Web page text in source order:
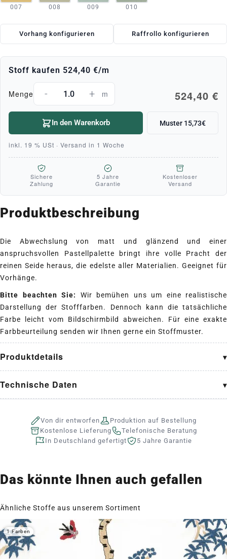
007 008 009 010
Vorhang konfigurieren Raffrollo konfigurieren
Stoff kaufen 524,40 €/m
Menge - + m 524,40 €
In den Warenkorb Muster 15,73€
inkl. 19 % USt · Versand in 1 Woche
Sichere
Zahlung
5 Jahre
Garantie
Kostenloser
Versand
Produktbeschreibung
Die Abwechslung von matt und glänzend und einer
anspruchsvollen Pastellpalette bringt ihre volle Pracht der
reinen Seide heraus, die edelste aller Materialien. Geeignet für
Vorhänge.
Bitte beachten Sie:
Wir bemühen uns um eine realistische
Darstellung der Stofffarben. Dennoch kann die tatsächliche
Farbe leicht vom Bildschirmbild abweichen. Für eine exakte
Farbbeurteilung senden wir Ihnen gerne ein Stoffmuster.
Produktdetails
Technische Daten
Von dir entworfen
Produktion auf Bestellung
Kostenlose Lieferung
Telefonische Beratung
In Deutschland gefertigt
5 Jahre Garantie
Das könnte Ihnen auch gefallen
Ähnliche Stoffe aus unserem Sortiment
1 Farben